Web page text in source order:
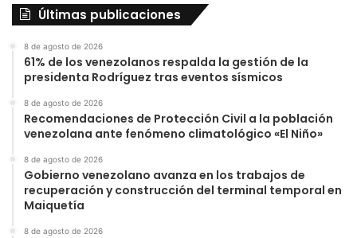
Últimas publicaciones
8 de agosto de 2026
61% de los venezolanos respalda la gestión de la
presidenta Rodríguez tras eventos sísmicos
8 de agosto de 2026
Recomendaciones de Protección Civil a la población
venezolana ante fenómeno climatológico «El Niño»
8 de agosto de 2026
Gobierno venezolano avanza en los trabajos de
recuperación y construcción del terminal temporal en
Maiquetía
8 de agosto de 2026